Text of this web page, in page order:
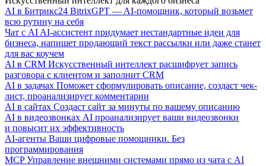
AI в Битрикс24 BitrixGPT — AI-помощник, который возьмет
всю рутину на себя
Чат с AI AI-ассистент придумает нестандартные идеи для
бизнеса, напишет продающий текст рассылки или даже станет
для вас коучем
AI в CRM Искусственный интеллект расшифрует запись
разговора с клиентом и заполнит CRM
AI в задачах Поможет сформулировать описание, создаст чек-
лист, проанализирует комментарии
AI в сайтах Создаст сайт за минуты по вашему описанию
AI в видеозвонках AI проанализирует ваши видеозвонки
и повысит их эффективность
AI-агенты Ваши цифровые помощники. Без
программирования
MCP Управление внешними системами прямо из чата с AI